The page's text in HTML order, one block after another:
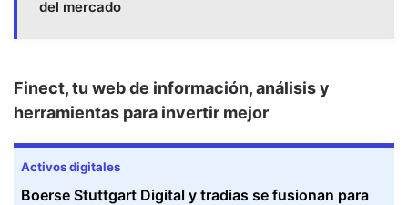
del mercado
Finect, tu web de información, análisis y
herramientas para invertir mejor
Activos digitales
Boerse Stuttgart Digital y tradias se fusionan para